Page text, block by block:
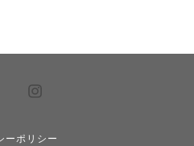
ーポリシー